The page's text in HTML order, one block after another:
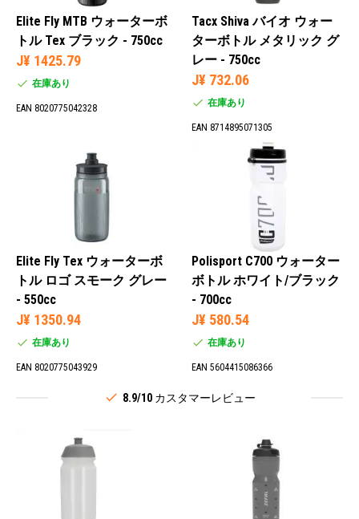
Elite Fly MTB ウォーターボ
トル Tex ブラック - 750cc
J¥ 1425.79
在庫あり
EAN 8020775042328
Tacx Shiva バイオ ウォー
ターボトル メタリック グ
レー - 750cc
J¥ 732.06
在庫あり
EAN 8714895071305
Elite Fly Tex ウォーターボ
トル ロゴ スモーク グレー
- 550cc
J¥ 1350.94
在庫あり
EAN 8020775043929
Polisport C700 ウォーター
ボトル ホワイト/ブラック
- 700cc
J¥ 580.54
在庫あり
EAN 5604415086366
8.9/10カスタマーレビュー